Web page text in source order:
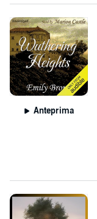
Anteprima